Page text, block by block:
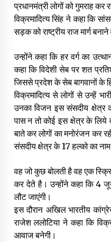
प्रधानमंत्री लोगों को गुमराह कर
विक्रमादित्य सिंह ने कहा कि
सड़क को राष्ट्रीय राज मार्ग
उन्होंने कहा कि हर वर्ग का
कहा कि विदेशी सेब पर शत
जिससे प्रदेश के सेब बागवानों के
विक्रमादित्य से लोगों से उन्हें
उनका विजन इस संसदीय क्षेत्र
पास न तो कोई इस क्षेत्र के
बाते कर लोगों का मनोरंजन कर
संसदीय क्षेत्र के 17 हल्को का नाम
वह जो कुछ बोलती है वह एक
कर देते है। उन्होंने कहा कि 4
लौट जाएंगी।
इस दौरान अखिल भारतीय
राजेश ललोटिया ने कहा कि
आवाज बनेगी।